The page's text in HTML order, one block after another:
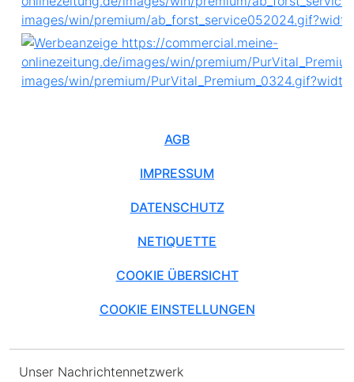
AGB
IMPRESSUM
DATENSCHUTZ
NETIQUETTE
COOKIE ÜBERSICHT
COOKIE EINSTELLUNGEN
Unser Nachrichtennetzwerk